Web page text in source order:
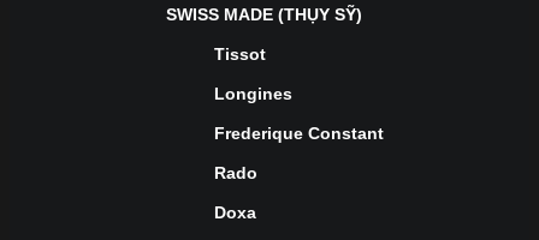
SWISS MADE (THỤY SỸ)
Tissot
Longines
Frederique Constant
Rado
Doxa